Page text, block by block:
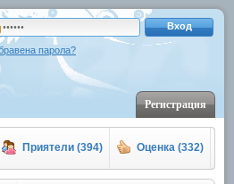
Регистрация
Вход
парола?
Приятели (394) Оценка (332)